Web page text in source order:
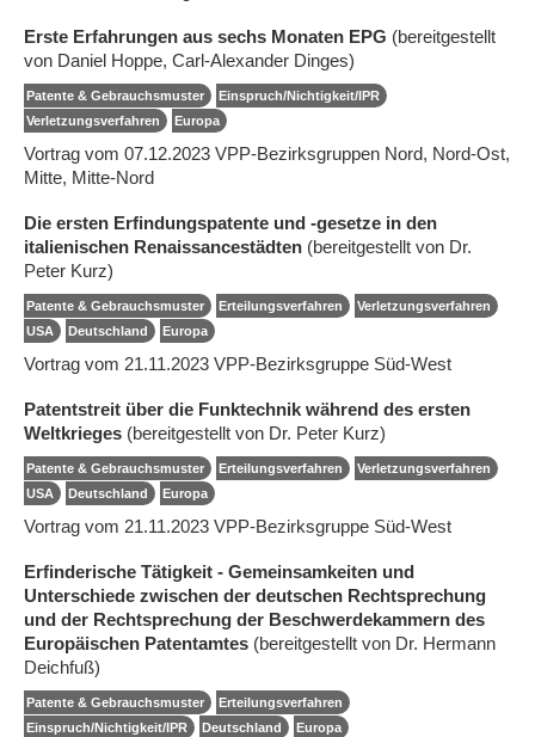
Erste Erfahrungen aus sechs Monaten EPG (bereitgestellt
von Daniel Hoppe, Carl-Alexander Dinges)
Patente & Gebrauchsmuster
Einspruch/Nichtigkeit/IPR
Verletzungsverfahren
Europa
Vortrag vom 07.12.2023 VPP-Bezirksgruppen Nord, Nord-Ost,
Mitte, Mitte-Nord
Die ersten Erfindungspatente und -gesetze in den
italienischen Renaissancestädten (bereitgestellt von Dr.
Peter Kurz)
Patente & Gebrauchsmuster Erteilungsverfahren
Verletzungsverfahren
USA
Deutschland Europa
Vortrag vom 21.11.2023 VPP-Bezirksgruppe Süd-West
Patentstreit über die Funktechnik während des ersten
Weltkrieges (bereitgestellt von Dr. Peter Kurz)
Patente & Gebrauchsmuster Erteilungsverfahren
Verletzungsverfahren
USA
Deutschland Europa
Vortrag vom 21.11.2023 VPP-Bezirksgruppe Süd-West
Erfinderische Tätigkeit - Gemeinsamkeiten und
Unterschiede zwischen der deutschen Rechtsprechung
und der Rechtsprechung der Beschwerdekammern des
Europäischen Patentamtes (bereitgestellt von Dr. Hermann
Deichfuß)
Patente & Gebrauchsmuster
Erteilungsverfahren
Einspruch/Nichtigkeit/IPR
Deutschland Europa